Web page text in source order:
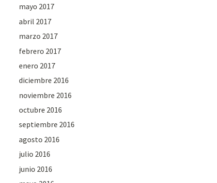
mayo 2017
abril 2017
marzo 2017
febrero 2017
enero 2017
diciembre 2016
noviembre 2016
octubre 2016
septiembre 2016
agosto 2016
julio 2016
junio 2016